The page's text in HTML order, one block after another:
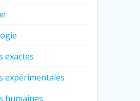
exactes
expérimentales
humaines